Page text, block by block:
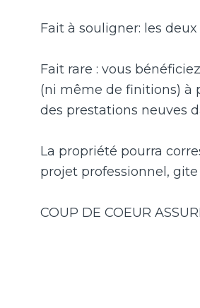
Fait à souligner: les
Fait rare : vous
(ni même de finitions) à
des prestations neuves
La propriété pourra
projet professionnel, gite
COUP DE COEUR